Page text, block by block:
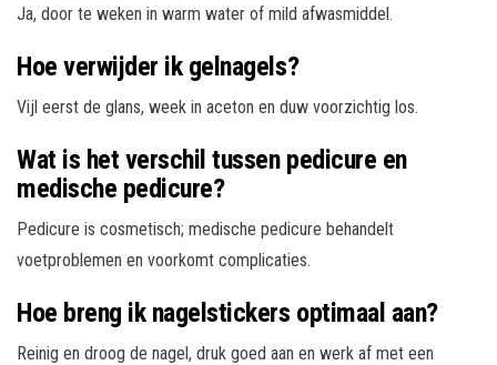
Ja, door te weken in warm water of mild afwasmiddel.
Hoe verwijder ik gelnagels?
Vijl eerst de glans, week in aceton en duw voorzichtig los.
Wat is het verschil tussen pedicure en
medische pedicure?
Pedicure is cosmetisch; medische pedicure behandelt
voetproblemen en voorkomt complicaties.
Hoe breng ik nagelstickers optimaal aan?
Reinig en droog de nagel, druk goed aan en werk af met een